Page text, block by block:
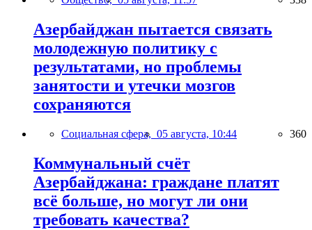
Азербайджан пытается связать
молодежную политику с
результатами, но проблемы
занятости и утечки мозгов
сохраняются
Социальная сфера, 05 августа, 10:44 360
Коммунальный счёт
Азербайджана: граждане платят
всё больше, но могут ли они
требовать качества?